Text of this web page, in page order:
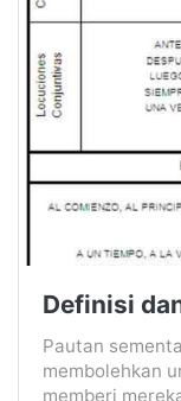
Definisi
Pautan
membolehkan
memberi